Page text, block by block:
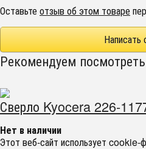
Оставьтеотзыв об этом товаре
Написать
Рекомендуем посмотреть
Сверло Kyocera 226-
Нет в наличии
Этот веб-сайт использует cookie-